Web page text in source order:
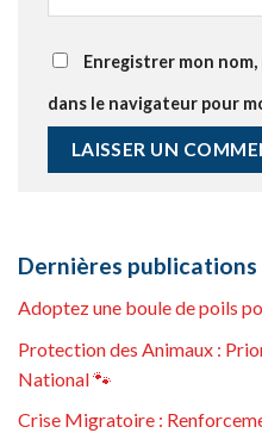
Enregistrer mon
dans le navigateur pour
Dernières publications
Adoptez une boule de poils
Protection des Animaux :
National 🐾
Crise Migratoire :